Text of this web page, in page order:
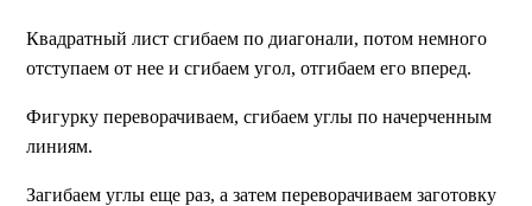
Квадратный лист сгибаем по диагонали, потом немного
отступаем от нее и сгибаем угол, отгибаем его вперед.
Фигурку переворачиваем, сгибаем углы по начерченным
линиям.
Загибаем углы еще раз, а затем переворачиваем заготовку